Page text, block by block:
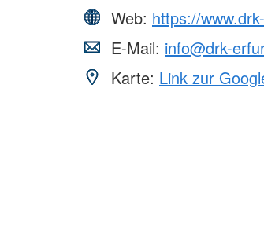
Web: https://
E-Mail: info@drk-
Karte: Link zur